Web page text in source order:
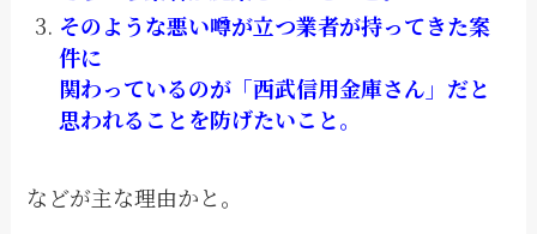
そのような悪い噂が立つ業者が持ってきた案
件に
関わっているのが「西武信用金庫さん」だと
思われることを防げたいこと。
などが主な理由かと。